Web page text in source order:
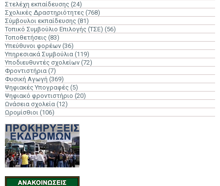
Στελέχη εκπαίδευσης (24)
Σχολικές Δραστηριότητες (768)
Σύμβουλοι εκπαίδευσης (81)
Τοπικό Συμβούλιο Επιλογής (ΤΣΕ) (56)
Τοποθετήσεις (83)
Υπεύθυνοι φορέων (36)
Υπηρεσιακά Συμβούλια (119)
Υποδιευθυντές σχολείων (72)
Φροντιστήρια (7)
Φυσική Αγωγή (369)
Ψηφιακές Υπογραφές (5)
Ψηφιακό φροντιστήριο (20)
Ωνάσεια σχολεία (12)
Ωρομίσθιοι (106)